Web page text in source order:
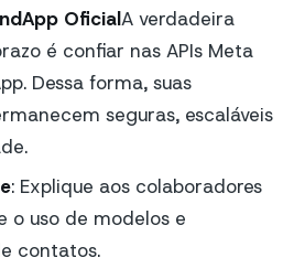
OficialA verdadeira
é confiar nas APIs Meta
Dessa forma, suas
seguras, escaláveis
: Explique aos colaboradores
o uso de modelos e
contatos.